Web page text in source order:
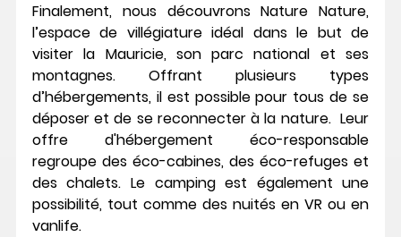
Finalement, nous découvrons Nature Nature,
l’espace de villégiature idéal dans le but de
visiter la Mauricie, son parc national et ses
montagnes. Offrant plusieurs types
d’hébergements, il est possible pour tous de se
déposer et de se reconnecter à la nature.  Leur
offre d'hébergement éco-responsable
regroupe des éco-cabines, des éco-refuges et
des chalets. Le camping est également une
possibilité, tout comme des nuités en VR ou en
vanlife.